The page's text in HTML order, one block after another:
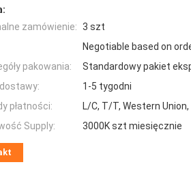
zamówienie: 3 szt
Negotiable based on
pakowania:
Standardowy pakiet
1-5 tygodni
płatności:
L/C, T/T, Western Union,
Supply:
3000K szt miesięcznie